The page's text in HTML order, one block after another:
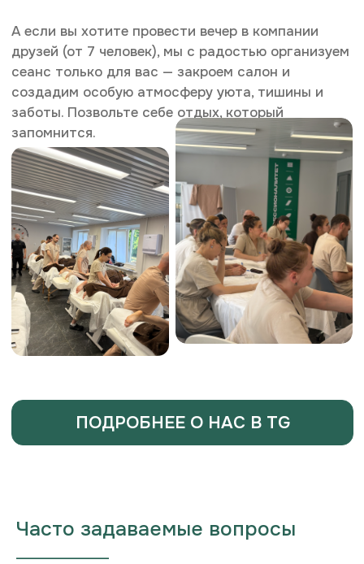
Часто задаваемые вопросы